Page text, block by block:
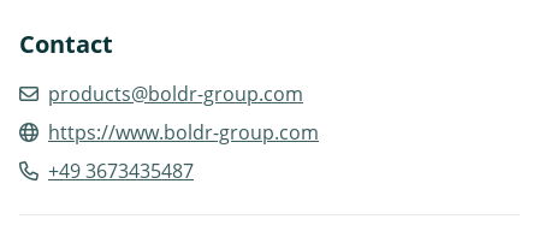
Contact
products@boldr-group.com
https://www.boldr-group.com
+49 3673435487